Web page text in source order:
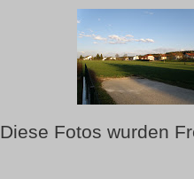
Diese Fotos wurden